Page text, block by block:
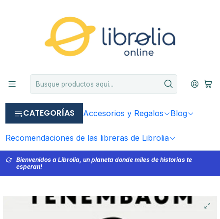
CATEGORÍAS Accesorios y Regalos Blog
Recomendaciones de las libreras de Librolia
Bienvenidos a Librolia, un planeta donde miles de historias te
esperan!